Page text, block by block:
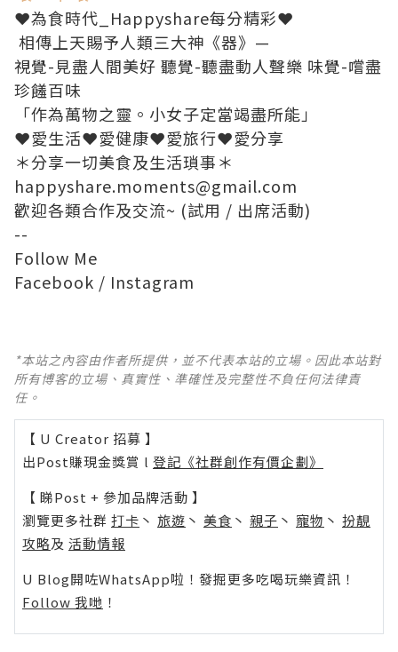
❤為食時代_Happyshare每分精彩❤
相傳上天賜予人類三大神《器》—
視覺-見盡人間美好 聽覺-聽盡動人聲樂 味覺-嚐盡
珍饈百味
「作為萬物之靈。小女子定當竭盡所能」
❤️愛生活❤️愛健康❤️愛旅行❤️愛分享
＊分享一切美食及生活瑣事＊
happyshare.moments@gmail.com
歡迎各類合作及交流~ (試用 / 出席活動)
--
Follow Me
Facebook / Instagram
*本站之內容由作者所提供，並不代表本站的立場。因此本站對
所有博客的立場、真實性、準確性及完整性不負任何法律責
任。
【 U Creator 招募 】
出Post賺現金獎賞 l 登記《社群創作有價企劃》
【 睇Post + 參加品牌活動 】
瀏覽更多社群 打卡 丶 旅遊 丶 美食 丶 親子 丶 寵物 丶 扮靚
攻略及 活動情報
U Blog開咗WhatsApp啦！發掘更多吃喝玩樂資訊！
Follow 我哋 ！